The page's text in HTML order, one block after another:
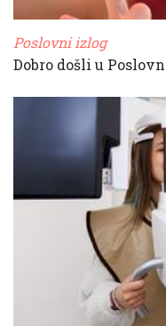
Poslovni izlog
Dobro došli u